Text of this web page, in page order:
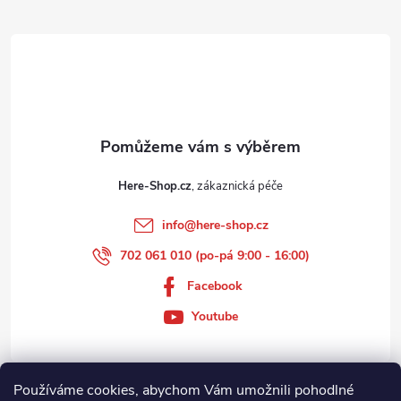
Používáme cookies, abychom Vám umožnili pohodlné
Here-Shop.cz
info@here-shop.cz
702 061 010 (po-pá 9:00 - 16:00)
Facebook
Youtube